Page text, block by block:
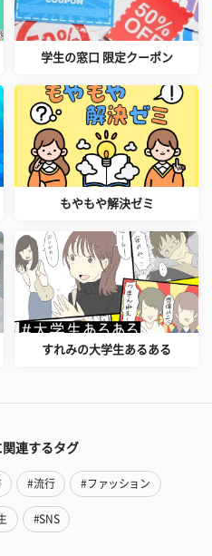
学生の窓口 限定クーポン
もやもや解決ゼミ
すれみの大学生あるある
関連するタグ
#流行 #ファッション
#SNS